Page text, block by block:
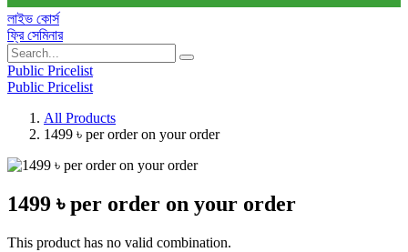
লাইভ কোর্স
ফ্রি সেমিনার
Public Pricelist
Public Pricelist
All Products
1499 ৳ per order on your order
1499 ৳ per order on your order
This product has no valid combination.